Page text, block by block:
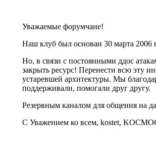
Уважаемые форумчане!
Наш клуб был основан 30 марта 2006
Но, в связи с постоянными ддос
закрыть ресурс! Перенести всю эту
устаревшей архитектуры. Мы
поддерживали, помогали друг другу.
Резервным каналом для общения на
С Уважением ко всем, kostet,